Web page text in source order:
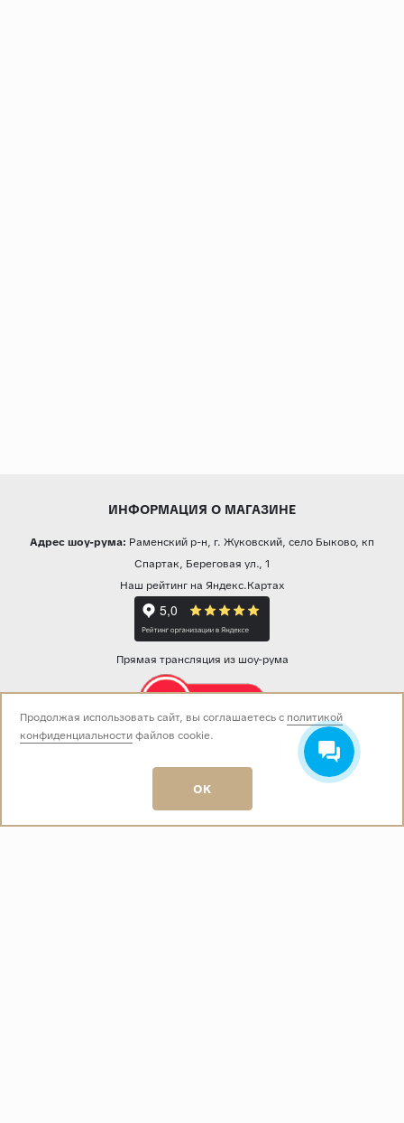
ИНФОРМАЦИЯ О МАГАЗИНЕ
Адрес шоу-рума: Раменский р-н, г. Жуковский, село Быково, кп
Спартак, Береговая ул., 1
Наш рейтинг на Яндекс.Картах
Прямая трансляция из шоу-рума
Звоните нам:
пн-вс 10:00 - 19:00
E-mail:
info@baza-plitki.ru
Продолжая использовать сайт, вы соглашаетесь с политикой
конфиденциальностифайлов cookie.
OK